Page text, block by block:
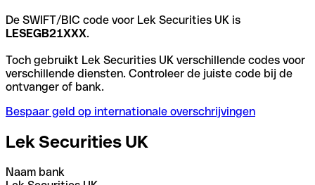
De SWIFT/BIC code voor Lek Securities UK is
LESEGB21XXX.
Toch gebruikt Lek Securities UK verschillende codes voor
verschillende diensten. Controleer de juiste code bij de
ontvanger of bank.
Bespaar geld op internationale overschrijvingen
Lek Securities UK
Naam bank